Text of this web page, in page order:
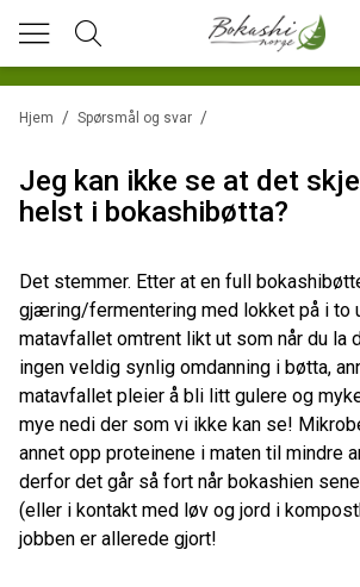
/
Hjem /
Spørsmål og svar
Jeg kan ikke se at det
helst i bokashibøtta?
Det stemmer. Etter at en full
gjæring/fermentering med lokket på i to
matavfallet omtrent likt ut som når du la
ingen veldig synlig omdanning i bøtta,
matavfallet pleier å bli litt gulere og
mye nedi der som vi ikke kan se!
annet opp proteinene i maten til mindre
derfor det går så fort når bokashien
(eller i kontakt med løv og jord i
jobben er allerede gjort!